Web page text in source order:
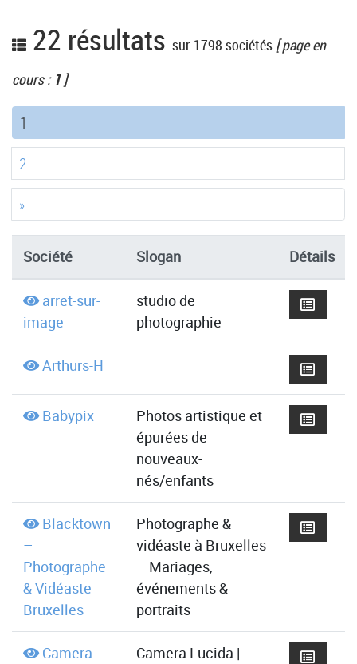
22 résultats sur 1798 sociétés [ page en
cours : 1]
1
2
»
Société Slogan Détails
arret-sur-
image
studio de
photographie
Arthurs-H
Babypix
Photos artistique et
épurées de
nouveaux-
nés/enfants
Blacktown
–
Photographe
& Vidéaste
Bruxelles
Photographe &
vidéaste à Bruxelles
– Mariages,
événements &
portraits
Camera
Camera Lucida |